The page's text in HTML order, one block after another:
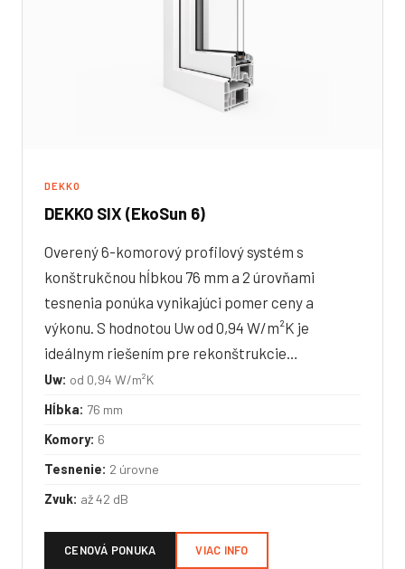
DEKKO
DEKKO SIX (EkoSun 6)
Overený 6-komorový profilový systém s
konštrukčnou hĺbkou 76 mm a 2 úrovňami
tesnenia ponúka vynikajúci pomer ceny a
výkonu. S hodnotou Uw od 0,94 W/m²K je
ideálnym riešením pre rekonštrukcie…
Uw: od 0,94 W/m²K
Hĺbka: 76 mm
Komory: 6
Tesnenie: 2 úrovne
Zvuk: až 42 dB
CENOVÁ PONUKA VIAC INFO